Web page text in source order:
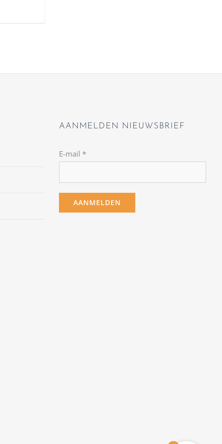
AANMELDEN NIEUWSBRIEF
E-mail *